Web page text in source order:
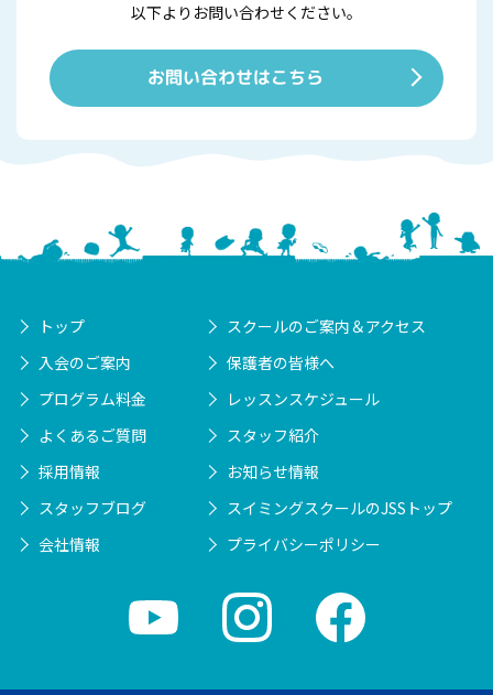
以下よりお問い合わせください。
お問い合わせはこちら
トップ
スクールのご案内＆アクセス
入会のご案内
保護者の皆様へ
プログラム料金
レッスンスケジュール
よくあるご質問
スタッフ紹介
採用情報
お知らせ情報
スタッフブログ
スイミングスクールのJSSトップ
会社情報
プライバシーポリシー